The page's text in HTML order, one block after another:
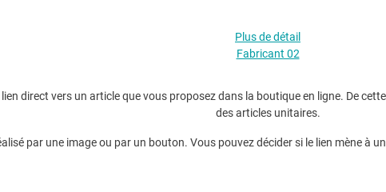
Plus de détail
Fabricant 02
direct vers un article que vous proposez dans la boutique en ligne. De
des articles unitaires.
par une image ou par un bouton. Vous pouvez décider si le lien mène à